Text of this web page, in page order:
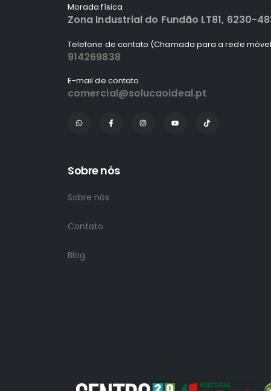
Morada física
Zona Industrial do Fundão LT81, 6230-
Telefone de contato (Chamada para a rede
914269838
E-mail de contato
comercial@solucaoideal.pt
Sobre nós
Sobre nós
Contato
Blog